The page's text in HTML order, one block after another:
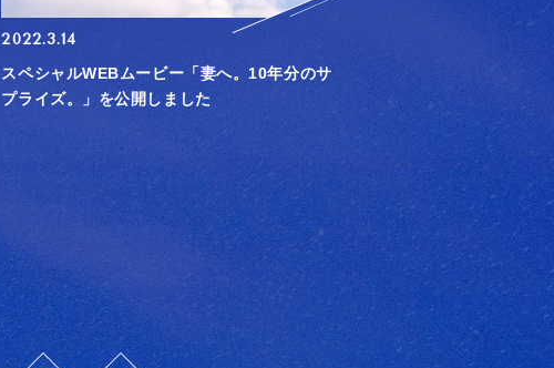
2022.3.14
スペシャルWEBムービー「妻へ。10年分のサ
プライズ。」を公開しました